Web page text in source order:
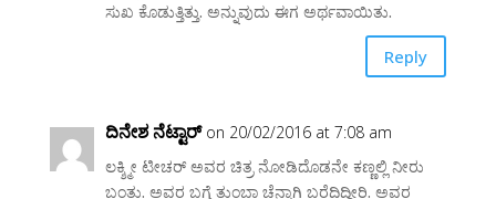
ಸುಖ ಕೊಡುತ್ತಿತ್ತು. ಅನ್ನುವುದು ಈಗ ಅರ್ಥವಾಯಿತು.
Reply
ದಿನೇಶ ನೆಟ್ಟಾರ್ on 20/02/2016 at 7:08 am
ಲಕ್ಶ್ಮೀ ಟೀಚರ್ ಅವರ ಚಿತ್ರ ನೋಡಿದೊಡನೇ ಕಣ್ಣಲ್ಲಿ ನೀರು
ಬಂತು. ಅವರ ಬಗ್ಗೆ ತುಂಬಾ ಚೆನ್ನಾಗಿ ಬರೆದಿದ್ದೀರಿ. ಅವರ